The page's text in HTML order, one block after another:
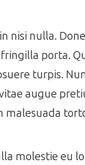
nisi nulla.
porta.
turpis.
augue
malesuada
molestie eu